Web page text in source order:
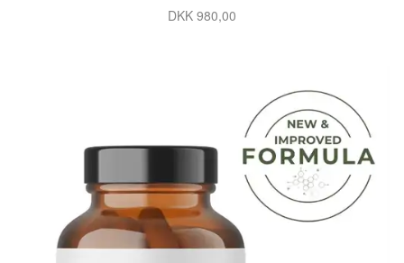
DKK 980,00